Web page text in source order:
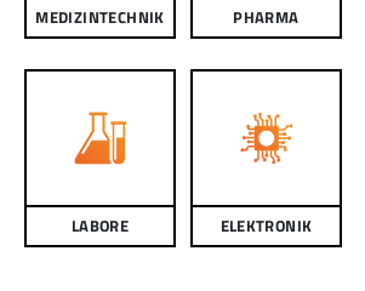
MEDIZINTECHNIK PHARMA
LABORE ELEKTRONIK